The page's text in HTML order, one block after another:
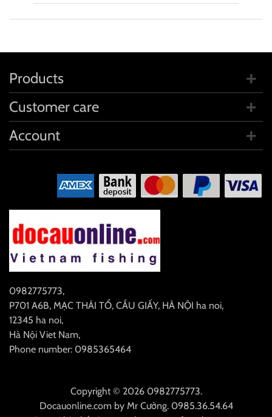
0982775773,
P701 A6B, MẠC THÁI TỔ, CẦU GIẤY, HÀ NỘI ha noi,
12345 ha noi,
Hà Nội Viet Nam,
Phone number: 0985365464
Products
Customer care
Account
Copyright © 2026 0982775773.
Docauonline.comby Mr Cường. 0985.36.54.64